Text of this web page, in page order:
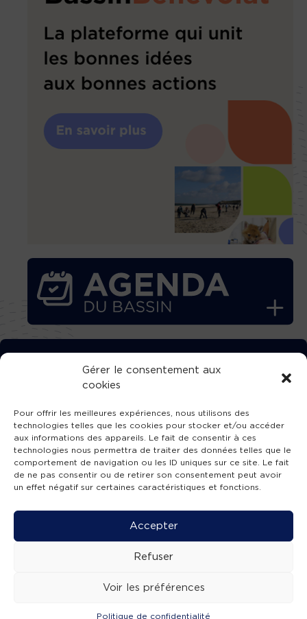
Gérer le consentement aux
cookies
Pour offrir les meilleures expériences, nous utilisons des
technologies telles que les cookies pour stocker et/ou accéder
aux informations des appareils. Le fait de consentir à ces
technologies nous permettra de traiter des données telles que le
comportement de navigation ou les ID uniques sur ce site. Le fait
de ne pas consentir ou de retirer son consentement peut avoir
un effet négatif sur certaines caractéristiques et fonctions.
Accepter
Refuser
Voir les préférences
Politique de confidentialité
ÉMISSIONS AGENDA
TÉLÉCHARGEZ GRATUITEMENT
L’APPLICATION TVBA !
SUIVEZ-NOUS !
Mentions légales -Accessibilité